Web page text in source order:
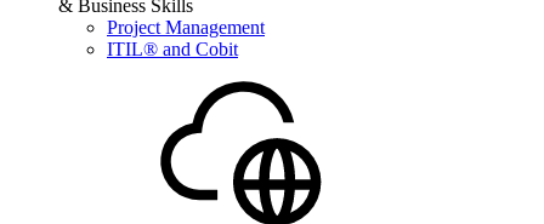
& Business Skills
Project Management
ITIL® and Cobit